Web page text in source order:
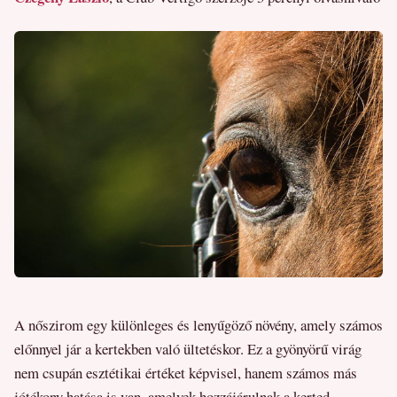
A nőszirom egy különleges és lenyűgöző növény, amely számos
előnnyel jár a kertekben való ültetéskor. Ez a gyönyörű virág
nem csupán esztétikai értéket képvisel, hanem számos más